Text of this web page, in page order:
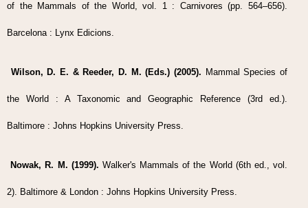
of the Mammals of the World, vol. 1 : Carnivores (pp. 564–656).
Barcelona : Lynx Edicions.
Wilson, D. E. & Reeder, D. M. (Eds.) (2005). Mammal Species of
the World : A Taxonomic and Geographic Reference (3rd ed.).
Baltimore : Johns Hopkins University Press.
Nowak, R. M. (1999). Walker's Mammals of the World (6th ed., vol.
2). Baltimore & London : Johns Hopkins University Press.